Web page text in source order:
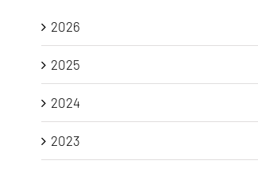
2026
2025
2024
2023